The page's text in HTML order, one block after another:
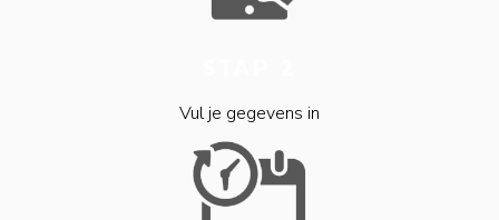
Vul je gegevens in